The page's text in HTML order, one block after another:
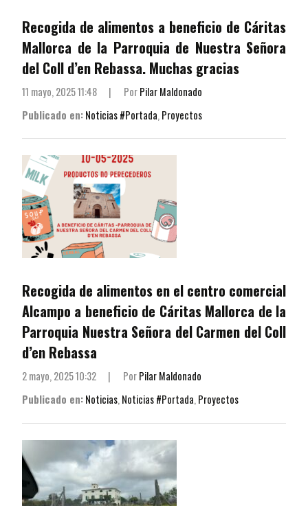
Recogida de alimentos a beneficio de Cáritas
Mallorca de la Parroquia de Nuestra Señora
del Coll d’en Rebassa. Muchas gracias
11 mayo, 2025 11:48 | PorPilar Maldonado
Publicado en:Noticias #Portada,Proyectos
Recogida de alimentos en el centro comercial
Alcampo a beneficio de Cáritas Mallorca de la
Parroquia Nuestra Señora del Carmen del Coll
d’en Rebassa
2 mayo, 2025 10:32 | PorPilar Maldonado
Publicado en:Noticias,Noticias #Portada,Proyectos